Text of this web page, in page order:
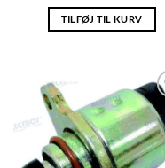
TILFØJ TIL KURV
À LA
LISTE